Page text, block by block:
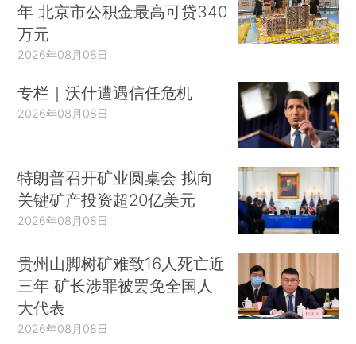
年 北京市公积金最高可贷340
万元
2026年08月08日
专栏｜沃什遭遇信任危机
2026年08月08日
特朗普召开矿业圆桌会 拟向
关键矿产投资超20亿美元
2026年08月08日
贵州山脚树矿难致16人死亡近
三年 矿长涉罪被罢免全国人
大代表
2026年08月08日